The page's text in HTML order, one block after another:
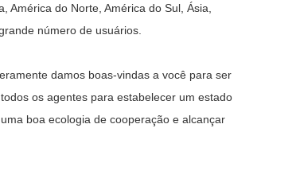
do Norte, América do Sul, Ásia,
número de usuários.
damos boas-vindas a você para ser
os agentes para estabelecer um estado
boa ecologia de cooperação e alcançar